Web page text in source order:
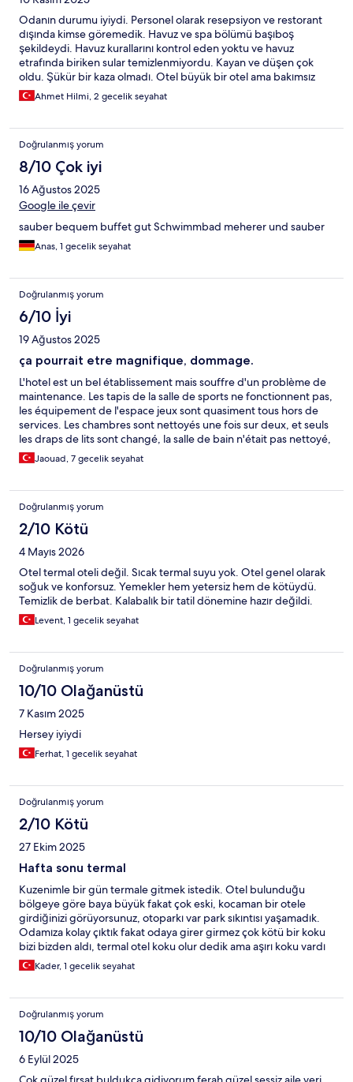
getirilmedi. Yemekler ve organizasyon çok kötüydü. Akşam
yemekleri spor salonunda veriliyordu; ortam kalabalık ve kötü
kokuluydu. Yemek kalitesi düşüktü. Alakart restoranda
verdiğimiz sipariş için yaklaşık 1,5 saat bekledik, sonrasında
siparişin iptal edildiği söylendi ancak bize önceden bilgi
verilmedi. Ikinci gün yoğun yağmur nedeniyle oteli su bastı ve
lobide bile su birikti. Ayrıca resepsiyon çevresinde sürekli
olduk. Ödediğimiz ücretin karşılığını kesinlikle alamadık.
Kesinlikle tavsiye etmiyorum
Odanın durumu iyiydi. Personel olarak resepsiyon ve restorant
dışında kimse göremedik. Havuz ve spa bölümü başıboş
şekildeydi. Havuz kurallarını kontrol eden yoktu ve havuz
etrafında biriken sular temizlenmiyordu. Kayan ve düşen çok
oldu. Şükür bir kaza olmadı. Otel büyük bir otel ama bakımsız
bölgeleri var. Ufak tefek bakım ile iyi olabilir. Restoranda yemek
saatleri kuyruk oluyor. Çok fazla çeşit olmamasına rağmen neden
maalesef yenilenmiyor. Geç geldin kaçırdın. Asansörler verimsiz
ve çok bekletiyor. Wifi çok yavaş. Giriş çıkış işlemleri hızlıydi. Park
sorunu yok. Bir termal otele göre lobby biraz soğuk. Gerçi artik
bu tip oteller fazla sıcak olmuyor. Termal otel sıcak oteldir. Odalar
da merkezi sistem sıcaklığı arttıramıyoruz. Genel olarak ne iyi ne
kötü diyebilirim. Bir daha gelmeyi düşünmen.
Ahmet Hilmi, 2 gecelik seyahat
Doğrulanmış yorum
8/10 Çok iyi
16 Ağustos 2025
Google ile çevir
sauber bequem buffet gut Schwimmbad meherer und sauber
Anas, 1 gecelik seyahat
Doğrulanmış yorum
6/10 İyi
19 Ağustos 2025
ça pourrait etre magnifique, dommage.
L'hotel est un bel établissement mais souffre d'un problème de
maintenance. Les tapis de la salle de sports ne fonctionnent pas,
les équipement de l'espace jeux sont quasiment tous hors de
services. Les chambres sont nettoyés une fois sur deux, et seuls
les draps de lits sont changé, la salle de bain n'était pas nettoyé,
et l'aspirateur en surface. Nous avions + couvertures pour 5
personnes, et deux serviettes. Corrigé apres une demande.
premiere équipe est venu, reparant la porte cassé, mais ce
n'était pas la source du probleme. Malgré plusieurs autre
demandes, nous sommes resté avec notre probleme d'eau tout
notre Séjour. La zone aquapark est ouverte que 4 h par jour, et
un des tobbogans ne fonctionnait pas. Les piscines interieurs et
exterieurs sont sympa, ainsi que le hamam. Les restaurant est
bien est propose beaucoup de choix. Les enfants ont malgré
tout passé un bon sejour, moi aussi mais pas mon épouse, très
gêné par l'état de la chambre.
Jaouad, 7 gecelik seyahat
Doğrulanmış yorum
2/10 Kötü
4 Mayıs 2026
Otel termal oteli değil. Sıcak termal suyu yok. Otel genel olarak
soğuk ve konforsuz. Yemekler hem yetersiz hem de kötüydü.
Temizlik de berbat. Kalabalık bir tatil dönemine hazır değildi.
Levent, 1 gecelik seyahat
Doğrulanmış yorum
10/10 Olağanüstü
7 Kasım 2025
Hersey iyiydi
Ferhat, 1 gecelik seyahat
Doğrulanmış yorum
2/10 Kötü
27 Ekim 2025
Hafta sonu termal
Kuzenimle bir gün termale gitmek istedik. Otel bulunduğu
bölgeye göre baya büyük fakat çok eski, kocaman bir otele
girdiğinizi görüyorsunuz, otoparkı var park sıkıntısı yaşamadık.
Odamıza kolay çıktık fakat odaya girer girmez çok kötü bir koku
bizi bizden aldı, termal otel koku olur dedik ama aşırı koku vardı
sanki lağım gibi kokuyordu ki odamız 4. Katta termal havuzlar spa
-1. Katta buna rağmen koku çok yoğundu havalandırma yetersiz
istedik o sırada birden bi adam içeri girdi görevliydi,kapıyı
vurmadı pardon demek yerine içeriyi izlemeye çalıştı otel güvenli
değil, sonrasında sürekli kapıyı arkadan kilitledik.sıcak havuz
kirliydi ama sıcaklığı iyiydi, oradan çıktık hamama,hamamda taslar
yetersiz ayrıca altları bildiğin kir tutmuş kirli ,içinde küçük havuz
var o da çok pisti. Buhar çalışmıyordu arızalı yazmışlar sauna açıktı
Kader, 1 gecelik seyahat
Doğrulanmış yorum
10/10 Olağanüstü
6 Eylül 2025